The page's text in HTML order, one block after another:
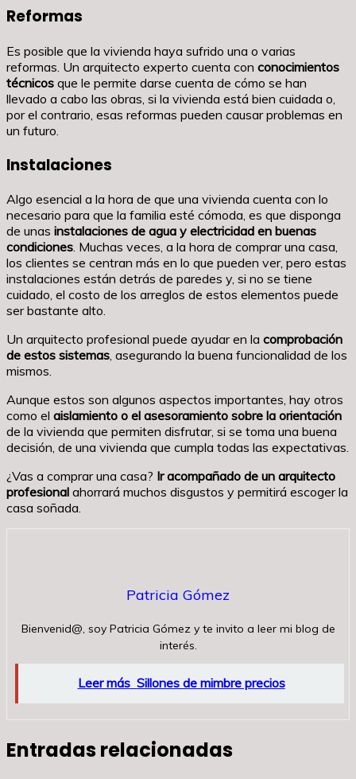
Reformas
Es posible que la vivienda haya sufrido una o varias
reformas. Un arquitecto experto cuenta con conocimientos
técnicos que le permite darse cuenta de cómo se han
llevado a cabo las obras, si la vivienda está bien cuidada o,
por el contrario, esas reformas pueden causar problemas en
un futuro.
Instalaciones
Algo esencial a la hora de que una vivienda cuenta con lo
necesario para que la familia esté cómoda, es que disponga
de unas instalaciones de agua y electricidad en buenas
condiciones. Muchas veces, a la hora de comprar una casa,
los clientes se centran más en lo que pueden ver, pero estas
instalaciones están detrás de paredes y, si no se tiene
cuidado, el costo de los arreglos de estos elementos puede
ser bastante alto.
Un arquitecto profesional puede ayudar en la comprobación
de estos sistemas, asegurando la buena funcionalidad de los
mismos.
Aunque estos son algunos aspectos importantes, hay otros
como el aislamiento o el asesoramiento sobre la orientación
de la vivienda que permiten disfrutar, si se toma una buena
decisión, de una vivienda que cumpla todas las expectativas.
¿Vas a comprar una casa? Ir acompañado de un arquitecto
profesional ahorrará muchos disgustos y permitirá escoger la
casa soñada.
Patricia Gómez
Bienvenid@, soy Patricia Gómez y te invito a leer mi blog de
interés.
Leer más Sillones de mimbre precios
Entradas relacionadas